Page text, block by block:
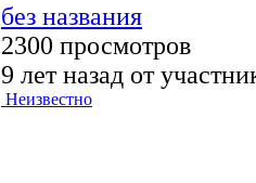
без названия
2300 просмотров
9 лет назад от
Неизвестно